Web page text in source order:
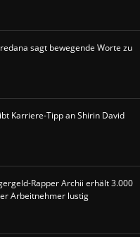
sagt bewegende Worte zu
Karriere-Tipp an Shirin David
Rapper Archii erhält 3.000
Arbeitnehmer lustig